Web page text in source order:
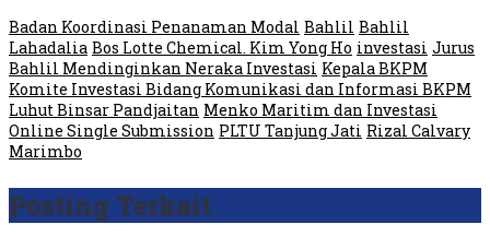
Badan Koordinasi Penanaman Modal Bahlil Bahlil
Lahadalia Bos Lotte Chemical. Kim Yong Ho investasi Jurus
Bahlil Mendinginkan Neraka Investasi Kepala BKPM
Komite Investasi Bidang Komunikasi dan Informasi BKPM
Luhut Binsar Pandjaitan Menko Maritim dan Investasi
Online Single Submission PLTU Tanjung Jati Rizal Calvary
Marimbo
Posting Terkait